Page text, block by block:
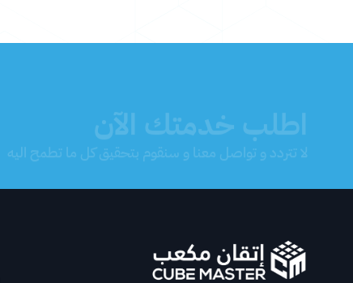
اطلب خدمتك الآن
لا تتردد و تواصل معنا و سنقوم بتحقيق كل ما تطمح اليه